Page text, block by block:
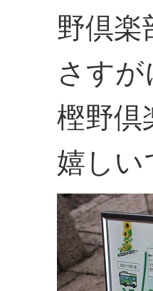
野倶楽
さす
樫野倶
嬉しい